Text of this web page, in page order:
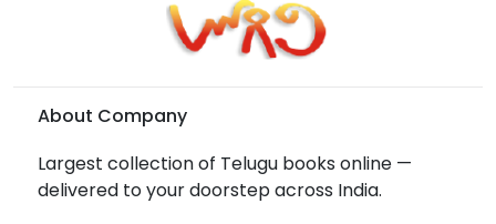
About Company
Largest collection of Telugu books online —
delivered to your doorstep across India.